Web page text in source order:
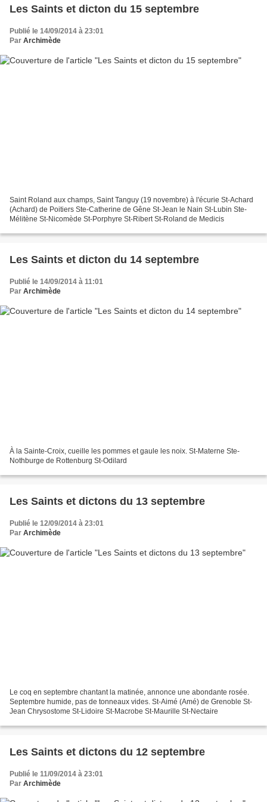
Les Saints et dicton du 15 septembre
Publié le 14/09/2014 à 23:01
Par Archimède
Saint Roland aux champs, Saint Tanguy (19 novembre) à l'écurie St-Achard
(Achard) de Poitiers Ste-Catherine de Gêne St-Jean le Nain St-Lubin Ste-
Mélitène St-Nicomède St-Porphyre St-Ribert St-Roland de Medicis
Les Saints et dicton du 14 septembre
Publié le 14/09/2014 à 11:01
Par Archimède
À la Sainte-Croix, cueille les pommes et gaule les noix. St-Materne Ste-
Nothburge de Rottenburg St-Odilard
Les Saints et dictons du 13 septembre
Publié le 12/09/2014 à 23:01
Par Archimède
Le coq en septembre chantant la matinée, annonce une abondante rosée.
Septembre humide, pas de tonneaux vides. St-Aimé (Amé) de Grenoble St-
Jean Chrysostome St-Lidoire St-Macrobe St-Maurille St-Nectaire
Les Saints et dictons du 12 septembre
Publié le 11/09/2014 à 23:01
Par Archimède